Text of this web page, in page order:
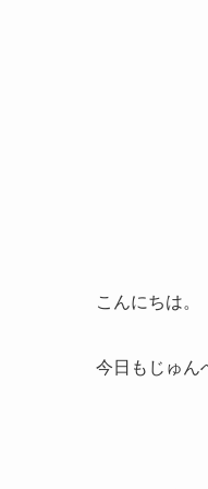
こんにちは。
今日もじゅん